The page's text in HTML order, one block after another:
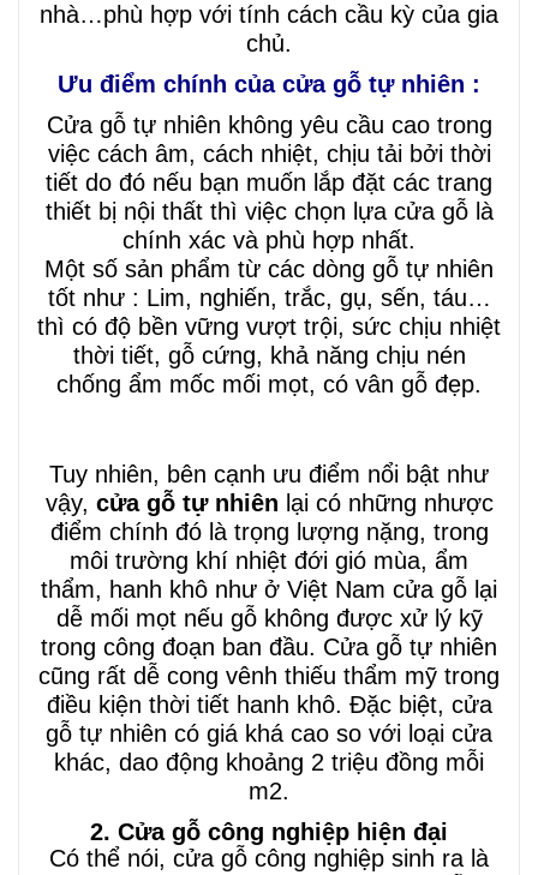
nhà…phù hợp với tính cách cầu kỳ của gia
chủ.
Ưu điểm chính của cửa gỗ tự nhiên :
Cửa gỗ tự nhiên không yêu cầu cao trong
việc cách âm, cách nhiệt, chịu tải bởi thời
tiết do đó nếu bạn muốn lắp đặt các trang
thiết bị nội thất thì việc chọn lựa cửa gỗ là
chính xác và phù hợp nhất.
Một số sản phẩm từ các dòng gỗ tự nhiên
tốt như : Lim, nghiến, trắc, gụ, sến, táu…
thì có độ bền vững vượt trội, sức chịu nhiệt
thời tiết, gỗ cứng, khả năng chịu nén
chống ẩm mốc mối mọt, có vân gỗ đẹp.
Tuy nhiên, bên cạnh ưu điểm nổi bật như
vậy, cửa gỗ tự nhiên lại có những nhược
điểm chính đó là trọng lượng nặng, trong
môi trường khí nhiệt đới gió mùa, ẩm
thẩm, hanh khô như ở Việt Nam cửa gỗ lại
dễ mối mọt nếu gỗ không được xử lý kỹ
trong công đoạn ban đầu. Cửa gỗ tự nhiên
cũng rất dễ cong vênh thiếu thẩm mỹ trong
điều kiện thời tiết hanh khô. Đặc biệt, cửa
gỗ tự nhiên có giá khá cao so với loại cửa
khác, dao động khoảng 2 triệu đồng mỗi
m2.
2. Cửa gỗ công nghiệp hiện đại
Có thể nói, cửa gỗ công nghiệp sinh ra là